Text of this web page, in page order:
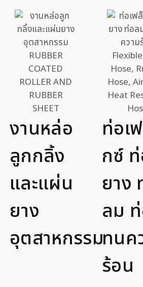
งานหล่อ
ลูกกลิ้ง
และแผ่น
ยาง
อุตสาหกรรม
ท่อเ
กซ์
ยาง
ลม
ทนค
ร้อน